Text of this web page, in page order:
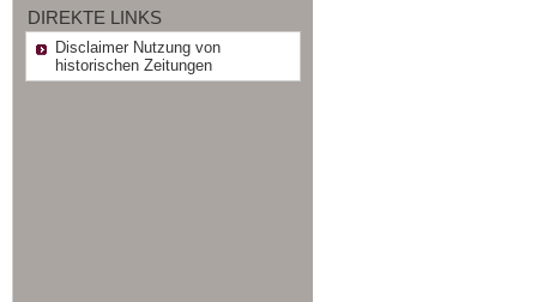
DIREKTE LINKS
Disclaimer Nutzung von
historischen Zeitungen